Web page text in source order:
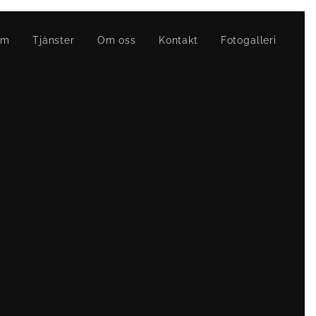
Tjänster Om oss Kontakt Fotogalleri